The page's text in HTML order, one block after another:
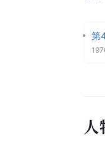
第